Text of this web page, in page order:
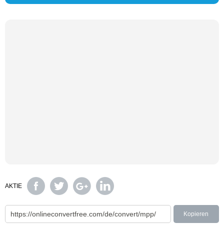
AKTIE
Kopieren